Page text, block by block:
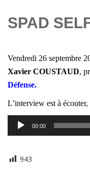
SPAD
Vendredi 26 septembre
Xavier COUSTAUD,
Défense.
L’interview est à
Lecteur
audio
00:00
943